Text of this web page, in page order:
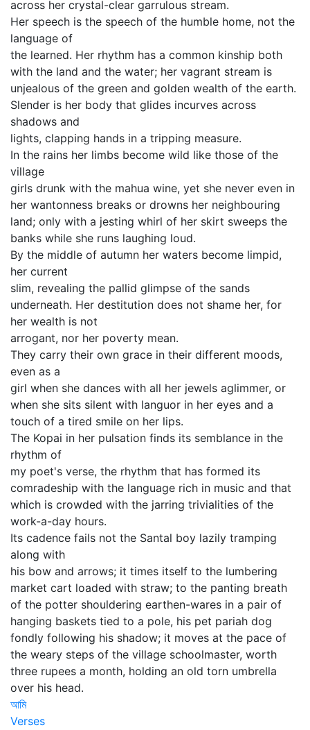
across her crystal-clear garrulous stream.
Her speech is the speech of the humble home, not the
language of
the learned. Her rhythm has a common kinship both
with the land and the water; her vagrant stream is
unjealous of the green and golden wealth of the earth.
Slender is her body that glides incurves across
shadows and
lights, clapping hands in a tripping measure.
In the rains her limbs become wild like those of the
village
girls drunk with the mahua wine, yet she never even in
her wantonness breaks or drowns her neighbouring
land; only with a jesting whirl of her skirt sweeps the
banks while she runs laughing loud.
By the middle of autumn her waters become limpid,
her current
slim, revealing the pallid glimpse of the sands
underneath. Her destitution does not shame her, for
her wealth is not
arrogant, nor her poverty mean.
They carry their own grace in their different moods,
even as a
girl when she dances with all her jewels aglimmer, or
when she sits silent with languor in her eyes and a
touch of a tired smile on her lips.
The Kopai in her pulsation finds its semblance in the
rhythm of
my poet's verse, the rhythm that has formed its
comradeship with the language rich in music and that
which is crowded with the jarring trivialities of the
work-a-day hours.
Its cadence fails not the Santal boy lazily tramping
along with
his bow and arrows; it times itself to the lumbering
market cart loaded with straw; to the panting breath
of the potter shouldering earthen-wares in a pair of
hanging baskets tied to a pole, his pet pariah dog
fondly following his shadow; it moves at the pace of
the weary steps of the village schoolmaster, worth
three rupees a month, holding an old torn umbrella
over his head.
আমি
Verses